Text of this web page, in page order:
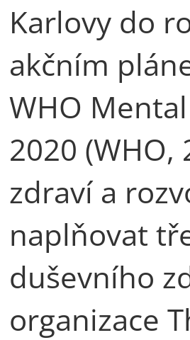
Karlovy do
akčním
WHO
2020
zdraví a
naplňovat
duševního
organizace